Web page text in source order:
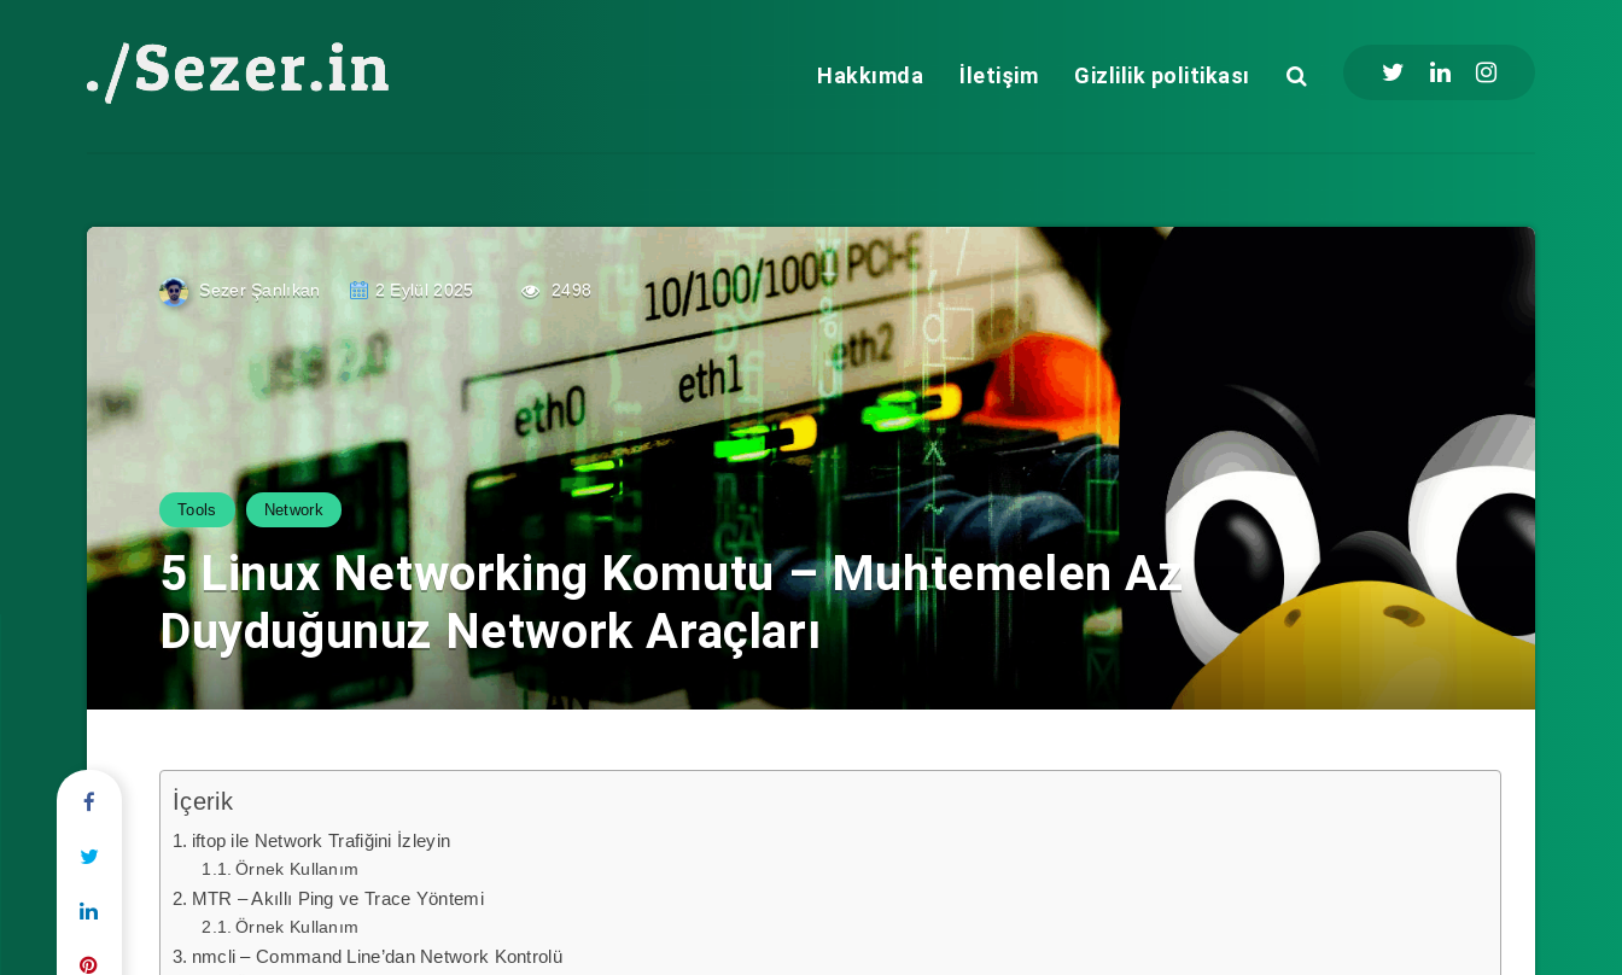
Hakkımda İletişim Gizlilik politikası
Sezer Şanlıkan 2 Eylül 2025 2498
Tools Network
5 Linux Networking Komutu – Muhtemelen Az
Duyduğunuz Network Araçları
İçerik
iftop ile Network Trafiğini İzleyin
Örnek Kullanım
MTR – Akıllı Ping ve Trace Yöntemi
Örnek Kullanım
nmcli – Command Line’dan Network Kontrolü